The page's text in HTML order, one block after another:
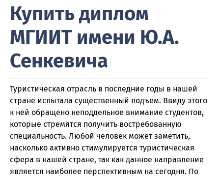
Купить диплом
МГИИТ имени Ю.А.
Сенкевича
Туристическая отрасль в последние годы в нашей
стране испытала существенный подъем. Ввиду этого
к ней обращено неподдельное внимание студентов,
которые стремятся получить востребованную
специальность. Любой человек может заметить,
насколько активно стимулируется туристическая
сфера в нашей стране, так как данное направление
является наиболее перспективным на сегодня. По